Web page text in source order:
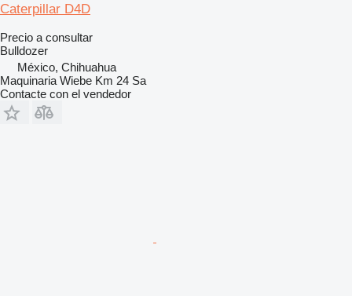
Caterpillar D4D
Precio a consultar
Bulldozer
México, Chihuahua
Maquinaria Wiebe Km 24 Sa
Contacte con el vendedor